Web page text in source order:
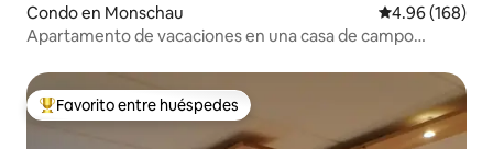
Condo en Monschau Calificación
4.96 (168)
Apartamento de vacaciones en una casa de campo
Favorito entre huéspedes preferido
Favorito entre huéspedes